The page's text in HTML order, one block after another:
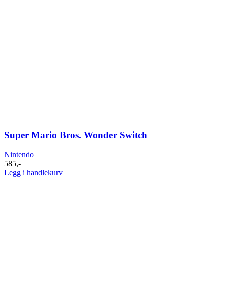
Super Mario Bros. Wonder Switch
Nintendo
585,-
Legg i handlekurv